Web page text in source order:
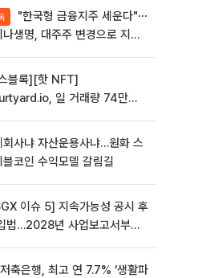
나생명, 대주주 변경으로 지주
블록][핫 NFT]
일 거래량 74만
회사냐 자산운용사냐…원화 스
블코인 수익모델 갈림길
이슈 5] 지속가능성 공시 후
법…2028년 사업보고서부터
축은행, 최고 연 7.7% ‘생활파